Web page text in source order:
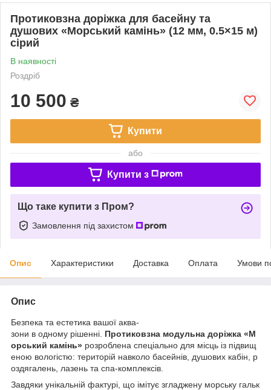
Протиковзна доріжка для басейну та
душових «Морський камінь» (12 мм, 0.5×15 м)
сірий
В наявності
Роздріб
10 500 ₴
Купити
або
Купити з
Що таке купити з Пром?
Замовлення під захистом
Опис Характеристики Доставка Оплата Умови
Опис
Безпека та естетика вашої аква-
зони в одному рішенні. Протиковзна модульна доріжка «М
орський камінь» розроблена спеціально для місць із підвищ
еною вологістю: територій навколо басейнів, душових кабін, р
оздягалень, лазень та спа-комплексів.
Завдяки унікальній фактурі, що імітує згладжену морську гальк